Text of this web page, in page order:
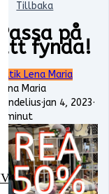
ON-
Tillbaka
Passa på
att fynda!
Butik Lena Maria
Lena Maria
Vendelius·jan 4, 2023·
1 minut